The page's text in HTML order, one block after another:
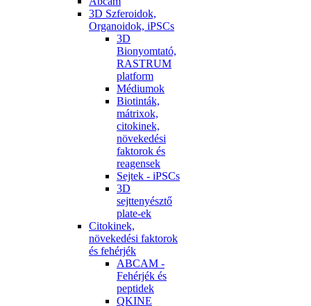
3D Szferoidok,
Organoidok, iPSCs
3D
Bionyomtató,
RASTRUM
platform
Médiumok
Biotinták,
mátrixok,
citokinek,
növekedési
faktorok és
reagensek
Sejtek - iPSCs
3D
sejttenyésztő
plate-ek
Citokinek,
növekedési faktorok
és fehérjék
ABCAM -
Fehérjék és
peptidek
QKINE